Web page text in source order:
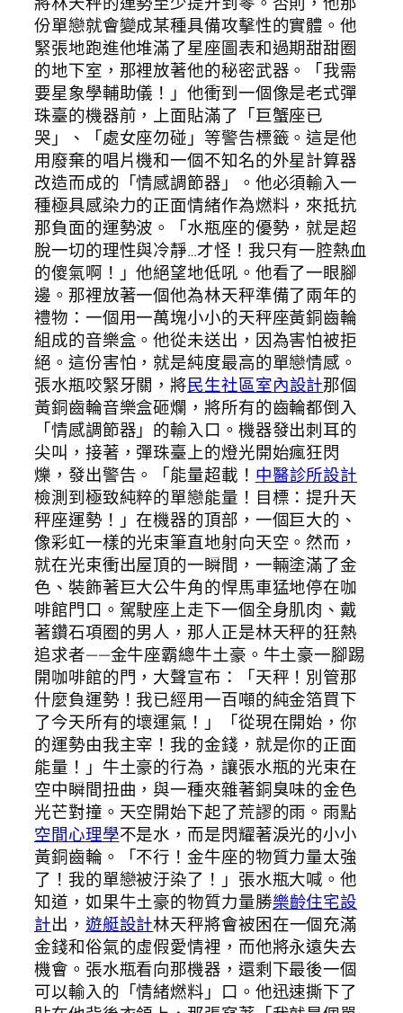
份單戀就會變成某種具備攻擊性的實體。他
緊張地跑進他堆滿了星座圖表和過期甜甜圈
的地下室，那裡放著他的秘密武器。「我需
要星象學輔助儀！」他衝到一個像是老式彈
珠臺的機器前，上面貼滿了「巨蟹座已
哭」、「處女座勿碰」等警告標籤。這是他
用廢棄的唱片機和一個不知名的外星計算器
改造而成的「情感調節器」。他必須輸入一
種極具感染力的正面情緒作為燃料，來抵抗
那負面的運勢波。「水瓶座的優勢，就是超
脫一切的理性與冷靜…才怪！我只有一腔熱血
的傻氣啊！」他絕望地低吼。他看了一眼腳
邊。那裡放著一個他為林天秤準備了兩年的
禮物：一個用一萬塊小小的天秤座黃銅齒輪
組成的音樂盒。他從未送出，因為害怕被拒
絕。這份害怕，就是純度最高的單戀情感。
張水瓶咬緊牙關，將民生社區室內設計那個
黃銅齒輪音樂盒砸爛，將所有的齒輪都倒入
「情感調節器」的輸入口。機器發出刺耳的
尖叫，接著，彈珠臺上的燈光開始瘋狂閃
爍，發出警告。「能量超載！ 中醫診所設計
檢測到極致純粹的單戀能量！目標：提升天
秤座運勢！」在機器的頂部，一個巨大的、
像彩虹一樣的光束筆直地射向天空。然而，
就在光束衝出屋頂的一瞬間，一輛塗滿了金
色、裝飾著巨大公牛角的悍馬車猛地停在咖
啡館門口。駕駛座上走下一個全身肌肉、戴
著鑽石項圈的男人，那人正是林天秤的狂熱
追求者——金牛座霸總牛土豪。牛土豪一腳踢
開咖啡館的門，大聲宣布：「天秤！別管那
什麼負運勢！我已經用一百噸的純金箔買下
了今天所有的壞運氣！」「從現在開始，你
的運勢由我主宰！我的金錢，就是你的正面
能量！」牛土豪的行為，讓張水瓶的光束在
空中瞬間扭曲，與一種夾雜著銅臭味的金色
光芒對撞。天空開始下起了荒謬的雨。雨點
空間心理學不是水，而是閃耀著淚光的小小
黃銅齒輪。「不行！金牛座的物質力量太強
了！我的單戀被汙染了！」張水瓶大喊。他
知道，如果牛土豪的物質力量勝樂齡住宅設
計出， 遊艇設計林天秤將會被困在一個充滿
金錢和俗氣的虛假愛情裡，而他將永遠失去
機會。張水瓶看向那機器，還剩下最後一個
可以輸入的「情緒燃料」口。他迅速撕下了